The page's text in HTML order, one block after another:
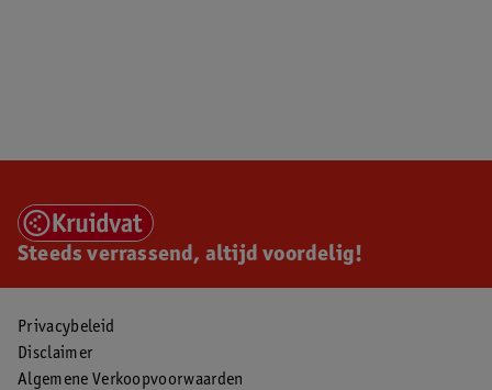
Steeds verrassend, altijd voordelig!
Privacybeleid
Disclaimer
Algemene Verkoopvoorwaarden